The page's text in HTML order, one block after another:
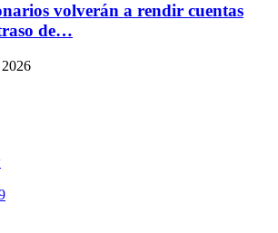
volverán a rendir cuentas
de…